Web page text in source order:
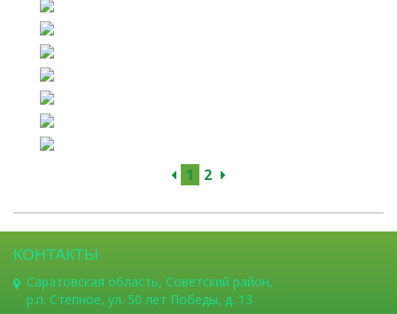
1 2
КОНТАКТЫ
Саратовская область, Советский район,
р.п. Степное, ул. 50 лет Победы, д. 13